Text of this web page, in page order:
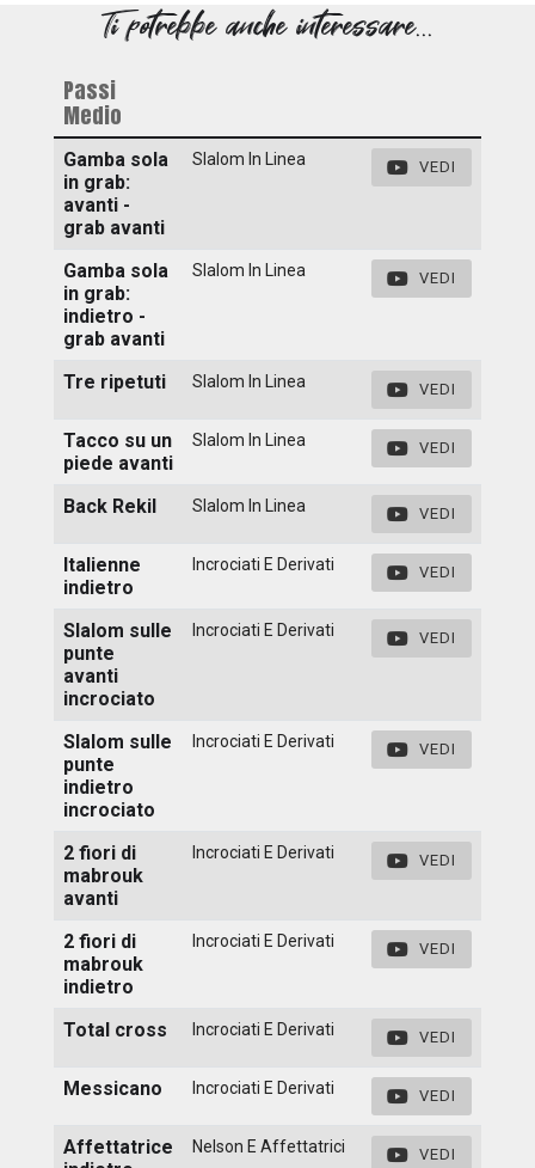
Ti potrebbe anche interessare...
Passi
Medio
Gamba sola
in grab:
avanti -
grab avanti
Slalom In Linea VEDI
Gamba sola
in grab:
indietro -
grab avanti
Slalom In Linea VEDI
Tre ripetuti Slalom In Linea VEDI
Tacco su un
piede avanti
Slalom In Linea VEDI
Back Rekil Slalom In Linea VEDI
Italienne
indietro
Incrociati E Derivati VEDI
Slalom sulle
punte
avanti
incrociato
Incrociati E Derivati VEDI
Slalom sulle
punte
indietro
incrociato
Incrociati E Derivati VEDI
2 fiori di
mabrouk
avanti
Incrociati E Derivati VEDI
2 fiori di
mabrouk
indietro
Incrociati E Derivati VEDI
Total cross Incrociati E Derivati VEDI
Messicano Incrociati E Derivati VEDI
Affettatrice
Nelson E Affettatrici VEDI